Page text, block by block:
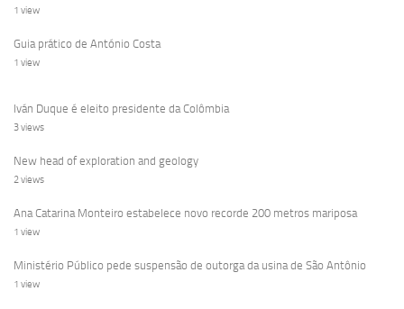
1 view
Guia prático de António Costa
1 view
Iván Duque é eleito presidente da Colômbia
3 views
New head of exploration and geology
2 views
Ana Catarina Monteiro estabelece novo recorde 200 metros mariposa
1 view
Ministério Público pede suspensão de outorga da usina de São Antônio
1 view